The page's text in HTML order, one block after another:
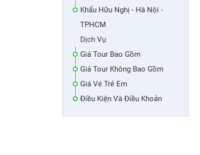
Khẩu Hữu Nghị - Hà Nội -
TPHCM
Dịch Vụ
Giá Tour Bao Gồm
Giá Tour Không Bao Gồm
Giá Vé Trẻ Em
Điều Kiện Và Điều Khoản